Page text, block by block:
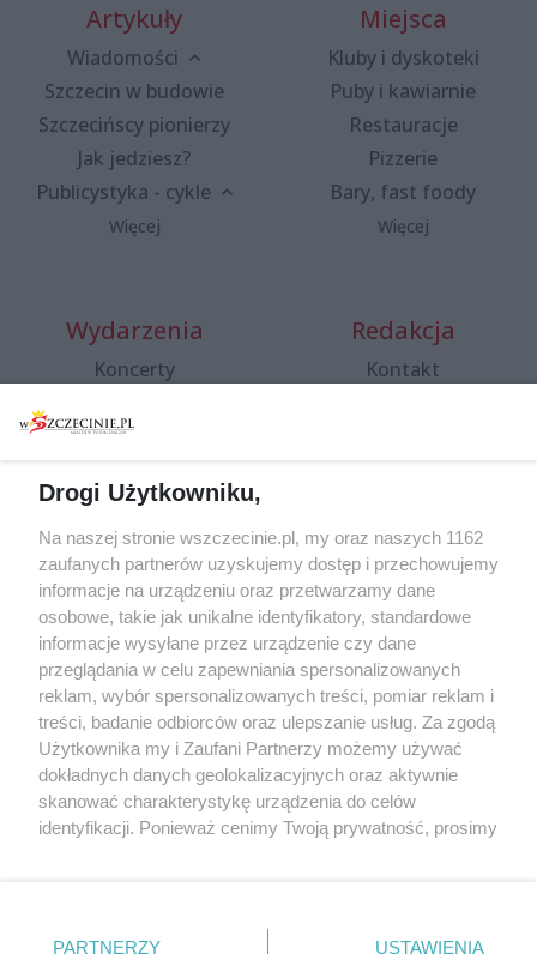
Artykuły
Wiadomości
Szczecin w budowie
Szczecińscy pionierzy
Jak jedziesz?
Publicystyka - cykle
Więcej
Miejsca
Kluby i dyskoteki
Puby i kawiarnie
Restauracje
Pizzerie
Bary, fast foody
Więcej
Wydarzenia
Koncerty
Spacery i oprowadzania
targi
Wernisaże
Więcej
Redakcja
Kontakt
Specjalny koncert z okazji
20. urodzin portalu
wSzczecinie.pl
Regulamin konkursów
śniadaniówka "Hej
Szczecin! Jest piątek!"
Partnerzy
Praca Szczecin
Drogi Użytkowniku,
Na naszej stronie wszczecinie.pl, my oraz naszych 1162
zaufanych partnerów uzyskujemy dostęp i przechowujemy
informacje na urządzeniu oraz przetwarzamy dane
osobowe, takie jak unikalne identyfikatory, standardowe
informacje wysyłane przez urządzenie czy dane
przeglądania w celu zapewniania spersonalizowanych
reklam, wybór spersonalizowanych treści, pomiar reklam i
treści, badanie odbiorców oraz ulepszanie usług. Za zgodą
Użytkownika my i Zaufani Partnerzy możemy używać
dokładnych danych geolokalizacyjnych oraz aktywnie
skanować charakterystykę urządzenia do celów
identyfikacji. Ponieważ cenimy Twoją prywatność, prosimy
prywatności znajdujący się w lewym dolnym rogu strony
PARTNERZY USTAWIENIA